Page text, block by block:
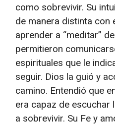
como sobrevivir. Su
de manera distinta con
aprender a “meditar”
permitieron
espirituales que le
seguir. Dios la guió y
camino. Entendió que
era capaz de escuchar
a sobrevivir. Su Fe y